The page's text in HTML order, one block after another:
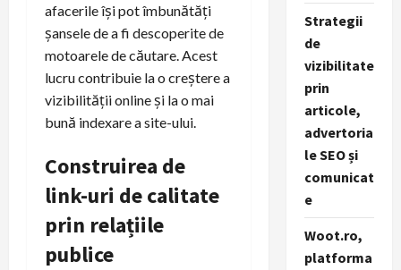
afacerile își pot îmbunătăți
șansele de a fi descoperite de
motoarele de căutare. Acest
lucru contribuie la o creștere a
vizibilității online și la o mai
bună indexare a site-ului.
Construirea de
link-uri de calitate
prin relațiile
publice
Strategii
de
vizibilitate
prin
articole,
advertoria
le SEO și
comunicat
e
Woot.ro,
platforma